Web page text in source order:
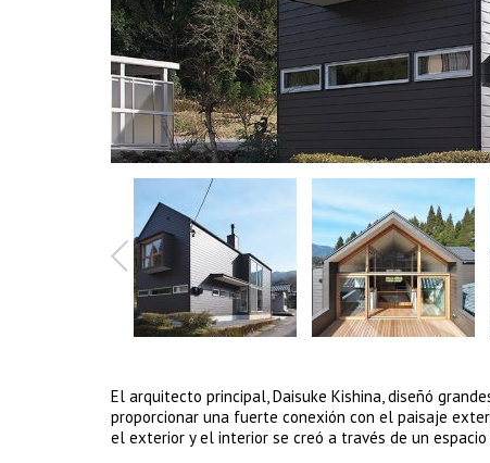
El arquitecto principal, Daisuke Kishina, diseñó
proporcionar una fuerte conexión con el paisaje
el exterior y el interior se creó a través de un